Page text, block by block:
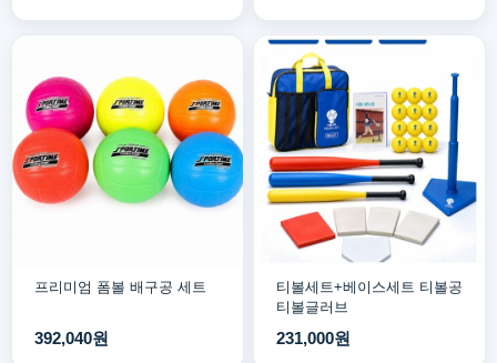
프리미엄 폼볼 배구공 세트
392,040원
티볼세트+베이스세트 티볼공
티볼글러브
231,000원